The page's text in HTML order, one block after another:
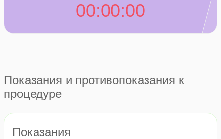
00:00:00
Показания и противопоказания к
процедуре
Показания